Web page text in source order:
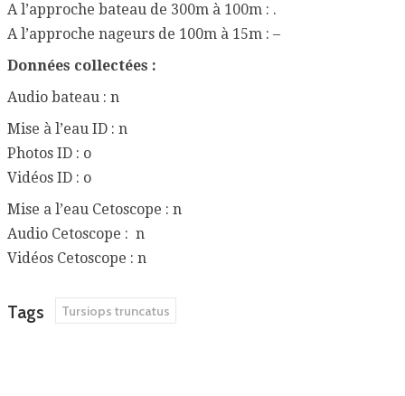
A l’approche bateau de 300m à 100m : .
A l’approche nageurs de 100m à 15m : –
Données collectées :
Audio bateau : n
Mise à l’eau ID : n
Photos ID : o
Vidéos ID : o
Mise a l’eau Cetoscope : n
Audio Cetoscope : n
Vidéos Cetoscope : n
Tags Tursiops truncatus